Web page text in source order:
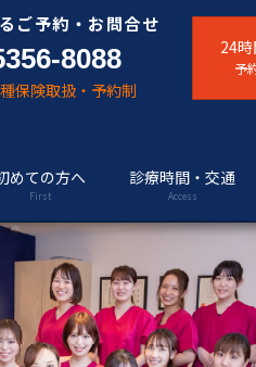
ご予約・お問合せ
8088
保険取扱・予約制
24
予
めての方へ
First
診療時間・交通
Access